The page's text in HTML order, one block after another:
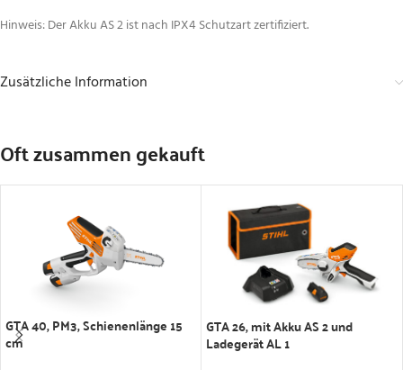
Hinweis: Der Akku AS 2 ist nach IPX4 Schutzart zertifiziert.
Zusätzliche Information
Oft zusammen gekauft
GTA 40, PM3, Schienenlänge 15
cm
GTA 26, mit Akku AS 2 und
Ladegerät AL 1